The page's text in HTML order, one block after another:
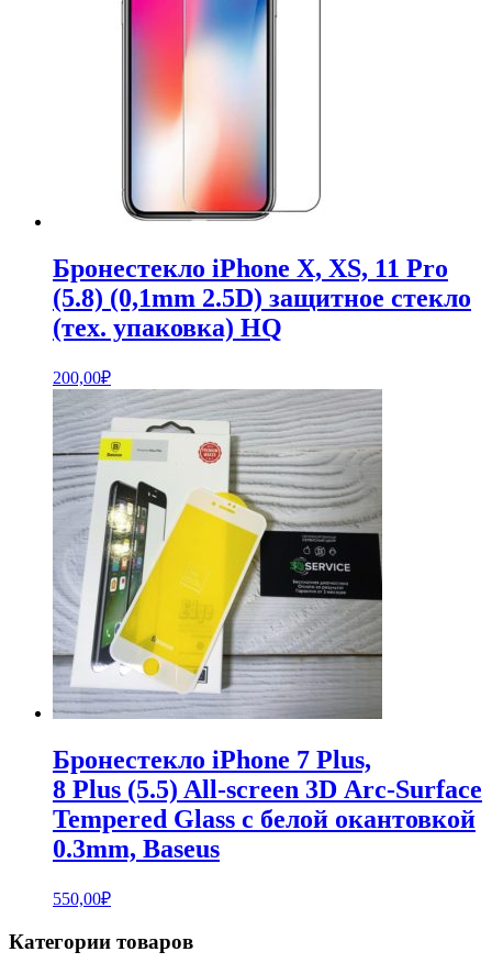
Бронестекло iPhone X, XS, 11 Pro
(5.8) (0,1mm 2.5D) защитное стекло
(тех. упаковка) HQ
200,00₽
Бронестекло iPhone 7 Plus,
8 Plus (5.5) All-screen 3D Arc-Surface
Tempered Glass с белой окантовкой
0.3mm, Baseus
550,00₽
Категории товаров